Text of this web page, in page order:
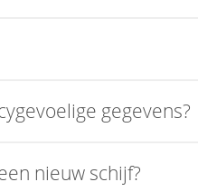
gegevens?
nieuw schijf?